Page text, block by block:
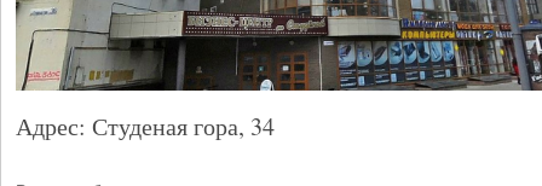
Адрес: Студеная гора, 34